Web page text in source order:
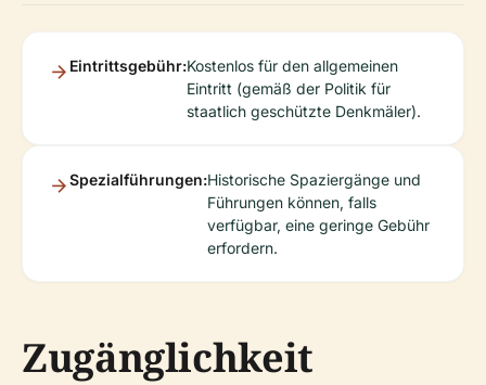
Eintrittsgebühr:Kostenlos für den allgemeinen
Eintritt (gemäß der Politik für
staatlich geschützte Denkmäler).
Spezialführungen:Historische Spaziergänge und
Führungen können, falls
verfügbar, eine geringe Gebühr
erfordern.
Zugänglichkeit